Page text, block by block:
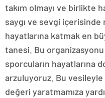
takım olmayı ve birlikte
saygı ve sevgi
hayatlarına katmak en
tanesi. Bu
sporcuların hayatlarına
arzuluyoruz. Bu
değeri yaratmamıza